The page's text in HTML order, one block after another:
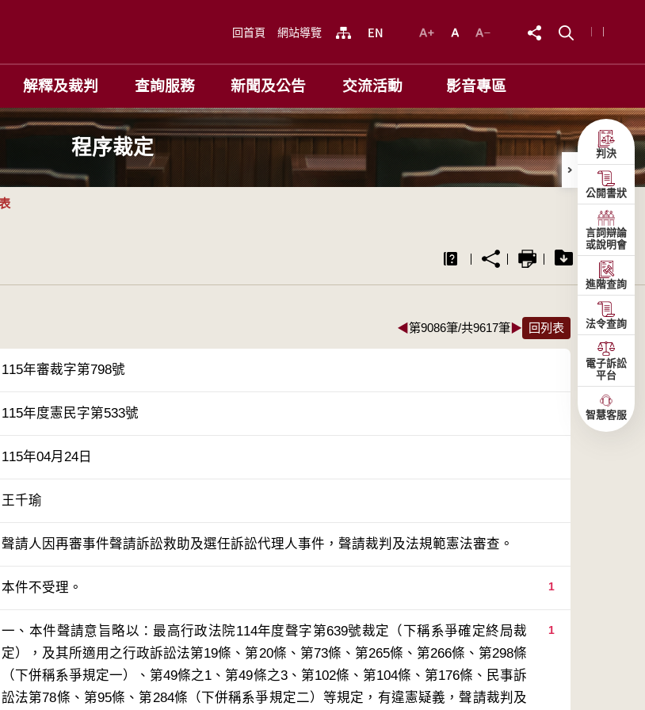
回首頁 網站導覽
解釋及裁判 查詢服務 新聞及公告 交流活動 影音專區
程序裁定
◀第9086筆/共9617筆▶ 回列表
115年審裁字第798號
115年度憲民字第533號
115年04月24日
王千瑜
聲請人因再審事件聲請訴訟救助及選任訴訟代理人事件，聲請裁判及法規範憲法審查。
1
本件不受理。
1
一、本件聲請意旨略以：最高行政法院114年度聲字第639號裁定（下稱系爭確定終局裁
定），及其所適用之行政訴訟法第19條、第20條、第73條、第265條、第266條、第298條
（下併稱系爭規定一）、第49條之1、第49條之3、第102條、第104條、第176條、民事訴
訟法第78條、第95條、第284條（下併稱系爭規定二）等規定，有違憲疑義，聲請裁判及
判決
公開書狀
言詞辯論
或說明會
進階查詢
法令查詢
電子訴訟
平台
智慧客服